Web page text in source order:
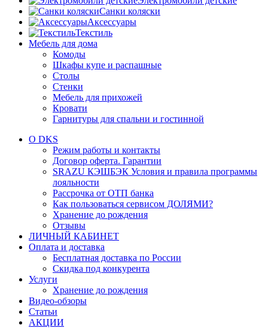
Санки коляски
Аксессуары
Текстиль
Мебель для дома
Комоды
Шкафы купе и распашные
Столы
Стенки
Мебель для прихожей
Кровати
Гарнитуры для спальни и гостинной
О DKS
Режим работы и контакты
Договор оферта. Гарантии
SRAZU КЭШБЭК Условия и правила программы
лояльности
Рассрочка от ОТП банка
Как пользоваться сервисом ДОЛЯМИ?
Хранение до рождения
Отзывы
ЛИЧНЫЙ КАБИНЕТ
Оплата и доставка
Бесплатная доставка по России
Скидка под конкурента
Услуги
Хранение до рождения
Видео-обзоры
Статьи
АКЦИИ